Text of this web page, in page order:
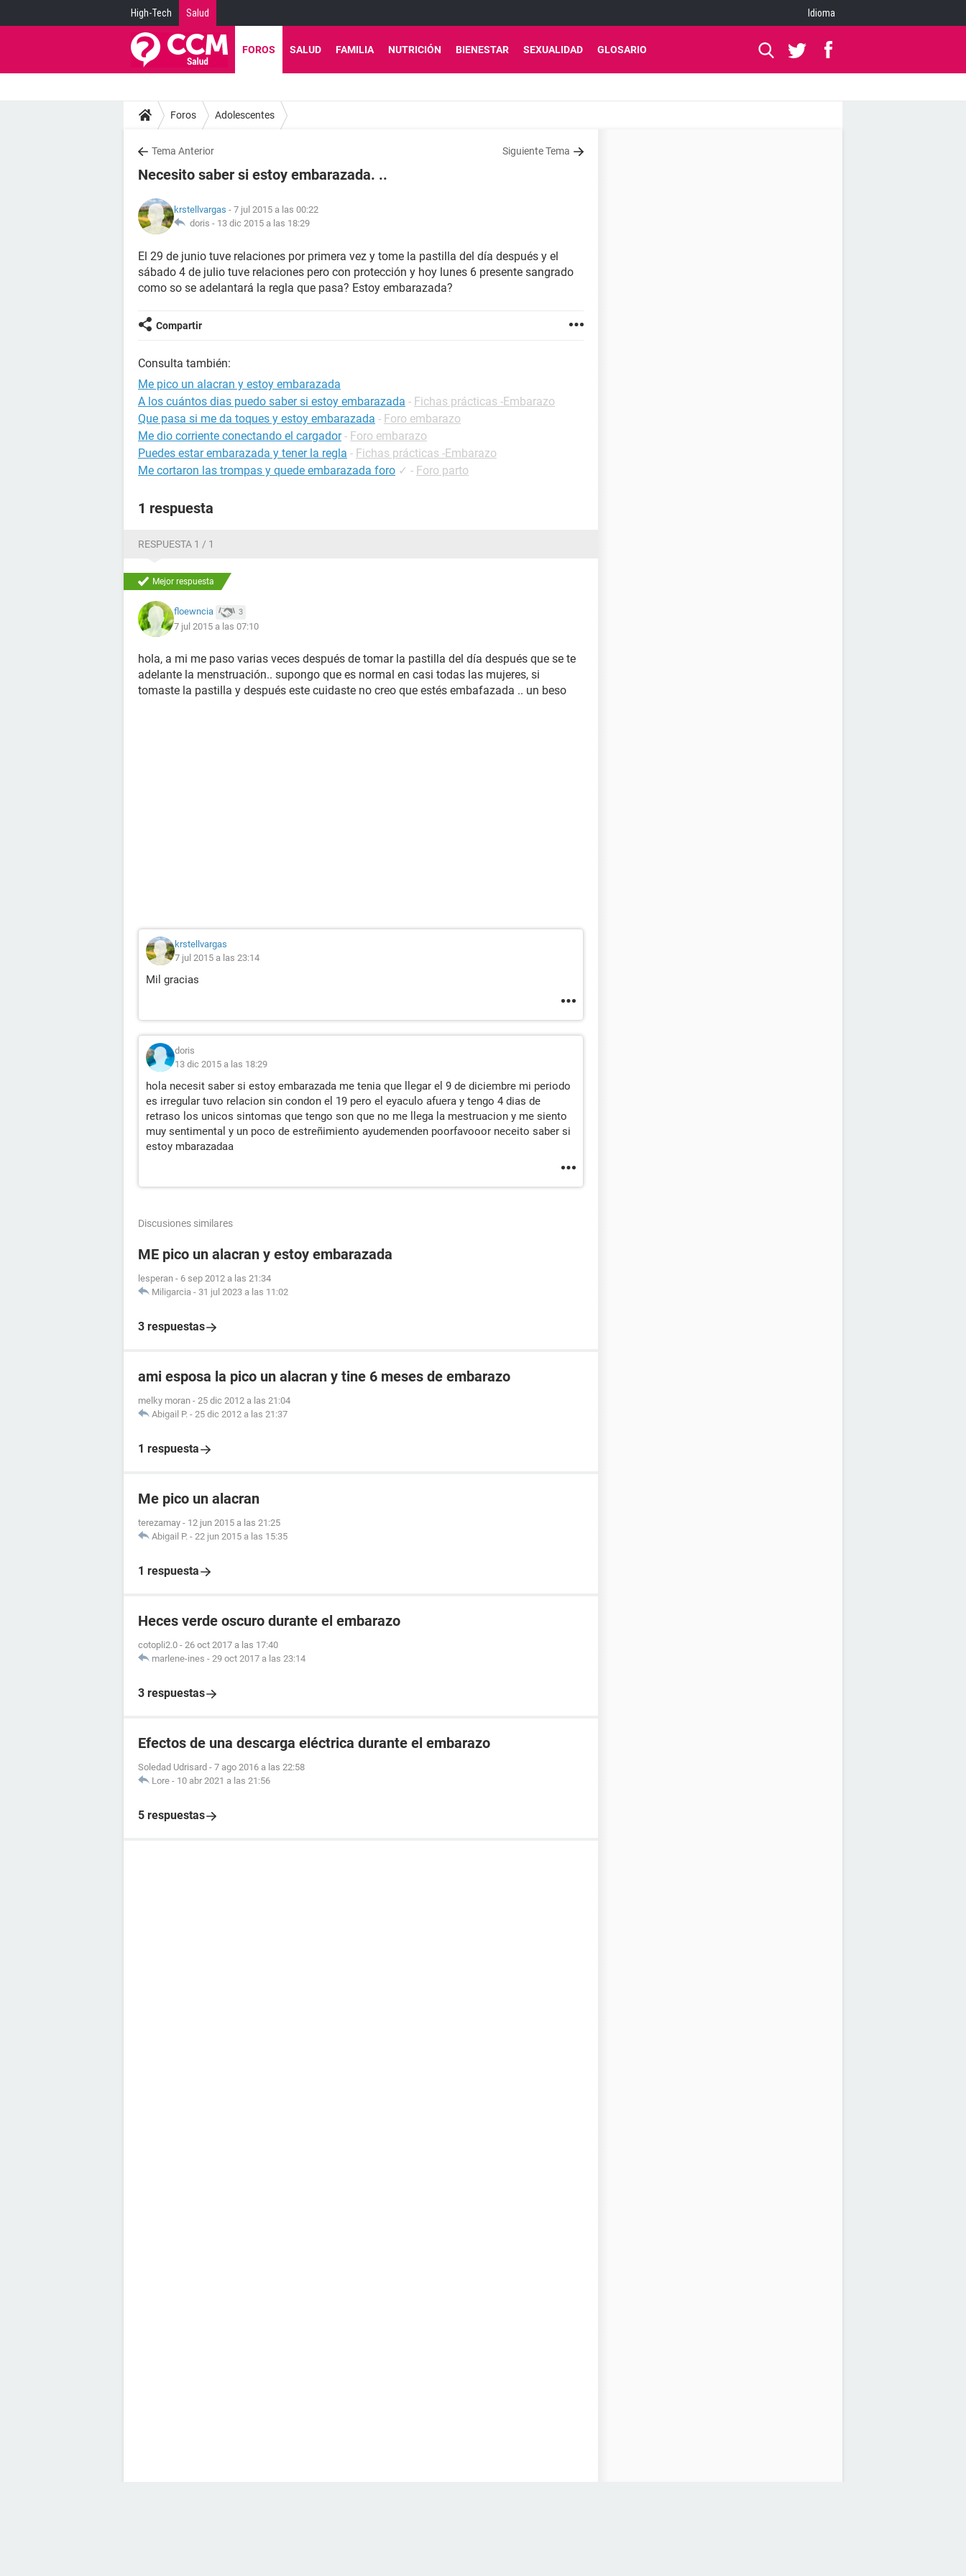
High-Tech Salud Idioma
FOROS SALUD FAMILIA NUTRICIÓN BIENESTAR SEXUALIDAD GLOSARIO
Foros Adolescentes
Tema Anterior Siguiente Tema
Necesito saber si estoy embarazada. ..
krstellvargas - 7 jul 2015 a las 00:22
doris - 13 dic 2015 a las 18:29
El 29 de junio tuve relaciones por primera vez y tome la pastilla del día después y el
sábado 4 de julio tuve relaciones pero con protección y hoy lunes 6 presente sangrado
como so se adelantará la regla que pasa? Estoy embarazada?
Compartir
Consulta también:
Me pico un alacran y estoy embarazada
A los cuántos dias puedo saber si estoy embarazada - Fichas prácticas -Embarazo
Que pasa si me da toques y estoy embarazada - Foro embarazo
Me dio corriente conectando el cargador - Foro embarazo
Puedes estar embarazada y tener la regla - Fichas prácticas -Embarazo
Me cortaron las trompas y quede embarazada foro ✓ - Foro parto
1 respuesta
RESPUESTA 1 / 1
Mejor respuesta
floewncia 3
7 jul 2015 a las 07:10
hola, a mi me paso varias veces después de tomar la pastilla del día después que se te
adelante la menstruación.. supongo que es normal en casi todas las mujeres, si
tomaste la pastilla y después este cuidaste no creo que estés embafazada .. un beso
krstellvargas
7 jul 2015 a las 23:14
Mil gracias
doris
13 dic 2015 a las 18:29
hola necesit saber si estoy embarazada me tenia que llegar el 9 de diciembre mi periodo
es irregular tuvo relacion sin condon el 19 pero el eyaculo afuera y tengo 4 dias de
retraso los unicos sintomas que tengo son que no me llega la mestruacion y me siento
muy sentimental y un poco de estreñimiento ayudemenden poorfavooor neceito saber si
estoy mbarazadaa
Discusiones similares
ME pico un alacran y estoy embarazada
lesperan - 6 sep 2012 a las 21:34
Miligarcia - 31 jul 2023 a las 11:02
3 respuestas
ami esposa la pico un alacran y tine 6 meses de embarazo
melky moran - 25 dic 2012 a las 21:04
Abigail P. - 25 dic 2012 a las 21:37
1 respuesta
Me pico un alacran
terezamay - 12 jun 2015 a las 21:25
Abigail P. - 22 jun 2015 a las 15:35
1 respuesta
Heces verde oscuro durante el embarazo
cotopli2.0 - 26 oct 2017 a las 17:40
marlene-ines - 29 oct 2017 a las 23:14
3 respuestas
Efectos de una descarga eléctrica durante el embarazo
Soledad Udrisard - 7 ago 2016 a las 22:58
Lore - 10 abr 2021 a las 21:56
5 respuestas